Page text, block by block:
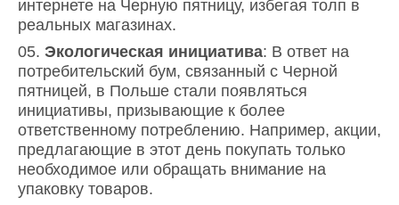
интернете на Черную пятницу, избегая толп в
реальных магазинах.
Экологическая инициатива: В ответ на
потребительский бум, связанный с Черной
пятницей, в Польше стали появляться
инициативы, призывающие к более
ответственному потреблению. Например, акции,
предлагающие в этот день покупать только
необходимое или обращать внимание на
упаковку товаров.